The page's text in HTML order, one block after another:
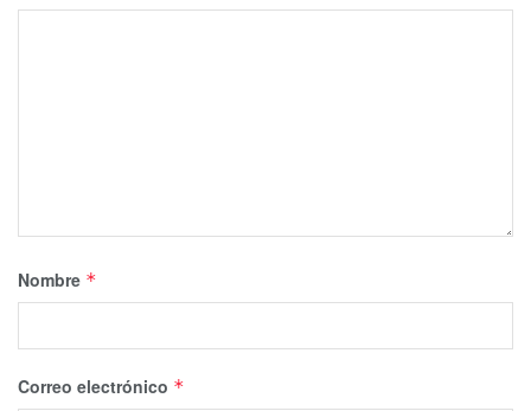
Nombre *
Correo electrónico *